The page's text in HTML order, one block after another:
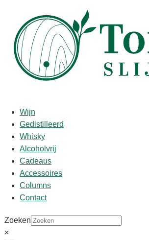
Wijn
Gedistilleerd
Whisky
Alcoholvrij
Cadeaus
Accessoires
Columns
Contact
Zoeken
×
Start/ shop / Wijn/ Chateau Coutet
25,25
Proefnotities/Punten:
Lots of powdered mushrooms, dried
Full-bodied, dense and layered. Beautiful
white for the vintage.
James Suckling – 93-94
Almond paste and something more herbal
spicy citrus. Powerful bitter-orange